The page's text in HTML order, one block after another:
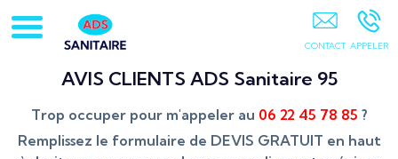
AVIS CLIENTS ADS Sanitaire 95
Trop occuper pour m'appeler au 06 22 45 78 85 ?
Remplissez le formulaire de DEVIS GRATUIT en haut